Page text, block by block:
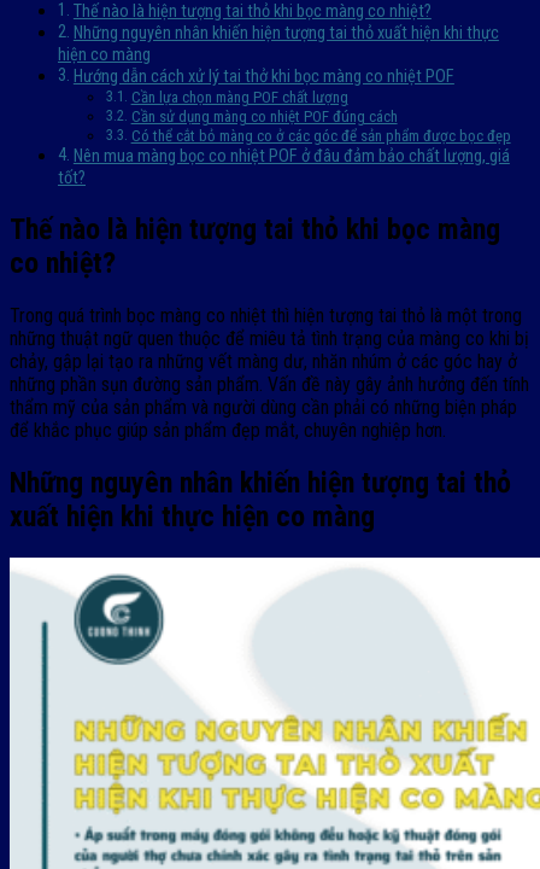
Thế nào là hiện tượng tai thỏ khi bọc màng co nhiệt?
Những nguyên nhân khiến hiện tượng tai thỏ xuất hiện khi thực
hiện co màng
Hướng dẫn cách xử lý tai thở khi bọc màng co nhiệt POF
Cần lựa chọn màng POF chất lượng
Cần sử dụng màng co nhiệt POF đúng cách
Có thể cắt bỏ màng co ở các góc để sản phẩm được bọc đẹp
Nên mua màng bọc co nhiệt POF ở đâu đảm bảo chất lượng, giá
tốt?
Thế nào là hiện tượng tai thỏ khi bọc màng
co nhiệt?
Trong quá trình bọc màng co nhiệt thì hiện tượng tai thỏ là một trong
những thuật ngữ quen thuộc để miêu tả tình trạng của màng co khi bị
chảy, gập lại tạo ra những vết màng dư, nhăn nhúm ở các góc hay ở
những phần sụn đường sản phẩm. Vấn đề này gây ảnh hưởng đến tính
thẩm mỹ của sản phẩm và người dùng cần phải có những biện pháp
để khắc phục giúp sản phẩm đẹp mắt, chuyên nghiệp hơn.
Những nguyên nhân khiến hiện tượng tai thỏ
xuất hiện khi thực hiện co màng